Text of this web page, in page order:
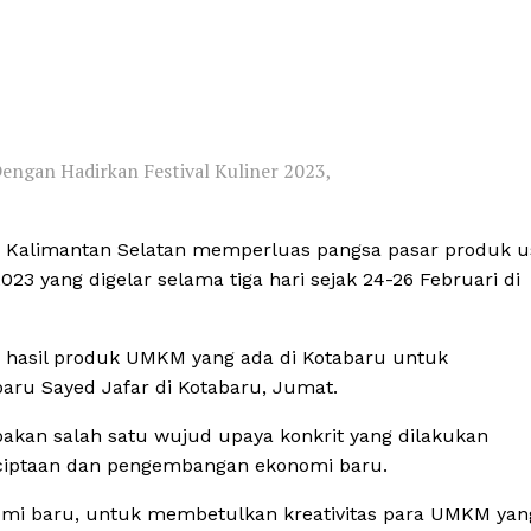
Hadirkan Festival Kuliner 2023,
Selatan memperluas pangsa pasar produk
yang digelar selama tiga hari sejak 24-26 Februari di
produk UMKM yang ada di Kotabaru untuk
Sayed Jafar di Kotabaru, Jumat.
salah satu wujud upaya konkrit yang dilakukan
dan pengembangan ekonomi baru.
baru, untuk membetulkan kreativitas para UMKM